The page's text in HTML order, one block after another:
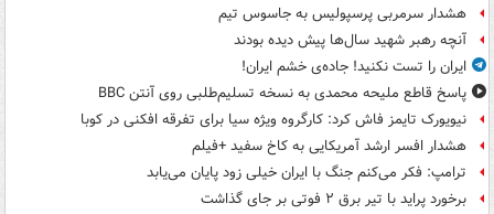
هشدار سرمربی پرسپولیس به جاسوس تیم
آنچه رهبر شهید سال‌ها پیش دیده بودند
ایران را تست نکنید! جاده‌ی خشم ایران!
پاسخ قاطع ملیحه محمدی به نسخه تسلیم‌طلبی روی آنتن BBC
نیویورک تایمز فاش کرد: کارگروه ویژه سیا برای تفرقه افکنی در کوبا
هشدار افسر ارشد آمریکایی به کاخ سفید +فیلم
ترامپ: فکر می‌کنم جنگ با ایران خیلی زود پایان می‌یابد
برخورد پراید با تیر برق ۲ فوتی بر جای گذاشت